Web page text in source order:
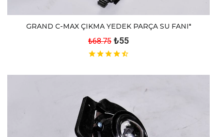
GRAND C-MAX ÇIKMA YEDEK PARÇA SU FANI"
₺68.75 ₺55